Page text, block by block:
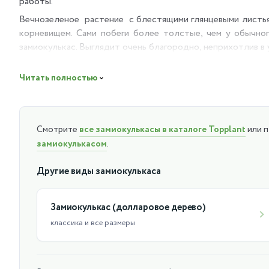
Вечнозеленое растение с блестящими глянцевыми
корневищем. Сами побеги более толстые, чем у
замиокулькас. Выглядит очень благородно,
Замиокулькас Зензи пользуется спросом, эстетично
Рекомендации по уходу:
Замиокулькас Зензи растёт прекрасно и при хорошем
тёплой водой.
Температура для него в тёплое время оптимальна 20-28
Читать полностью
Смотрите все замиокулькасы в каталоге Topplantили
замиокулькасом.
Другие виды замиокулькаса
Замиокулькас (долларовое дерево)
классика и все размеры